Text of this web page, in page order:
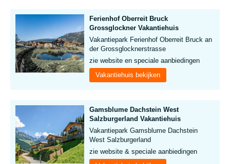
Ferienhof Oberreit Bruck
Grossglockner Vakantiehuis
Vakantiepark Ferienhof Oberreit Bruck an
der Grossglocknerstrasse
zie website en speciale aanbiedingen
Vakantiehuis bekijken
Gamsblume Dachstein West
Salzburgerland Vakantiehuis
Vakantiepark Gamsblume Dachstein
West Salzburgerland
zie website & speciale aanbiedingen